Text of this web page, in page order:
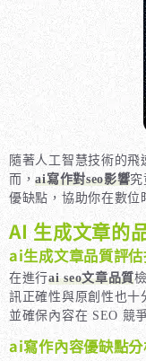
隨著人工智慧技術的飛
而，ai寫作對seo影響究
優缺點，協助你在數位
AI 生成文章的
ai生成文章品質評
在進行ai seo文章品質
訊正確性與原創性也十
並確保內容在 SEO 競
ai寫作內容優缺點